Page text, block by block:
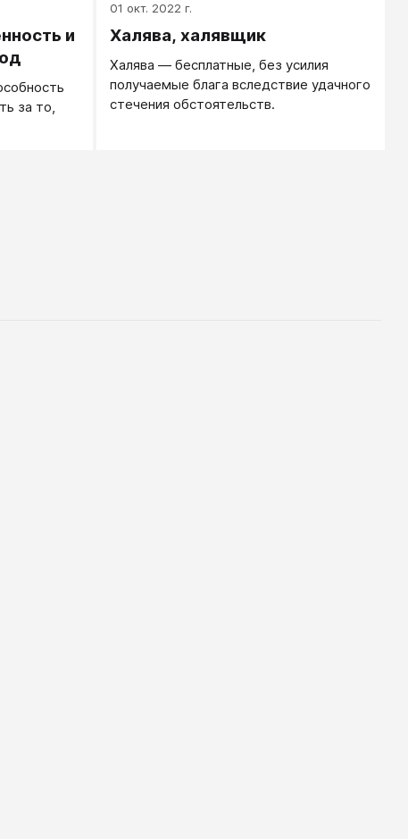
и
за то,
01 окт. 2022 г.
Халява, халявщик
Халява — бесплатные, без усилия
получаемые блага вследствие удачного
стечения обстоятельств.